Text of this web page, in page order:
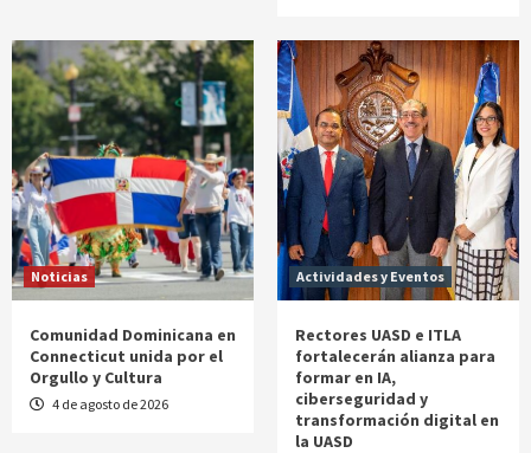
Noticias
Comunidad Dominicana en
Connecticut unida por el
Orgullo y Cultura
4 de agosto de 2026
Actividades y Eventos
Rectores UASD e ITLA
fortalecerán alianza para
formar en IA,
ciberseguridad y
transformación digital en
la UASD